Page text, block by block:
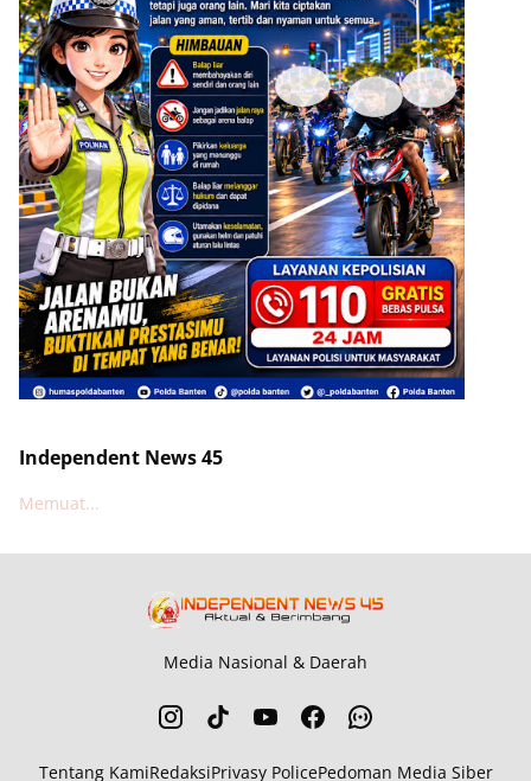
Independent News 45
Memuat...
Media Nasional & Daerah
Tentang KamiRedaksiPrivasy PolicePedoman Media Siber